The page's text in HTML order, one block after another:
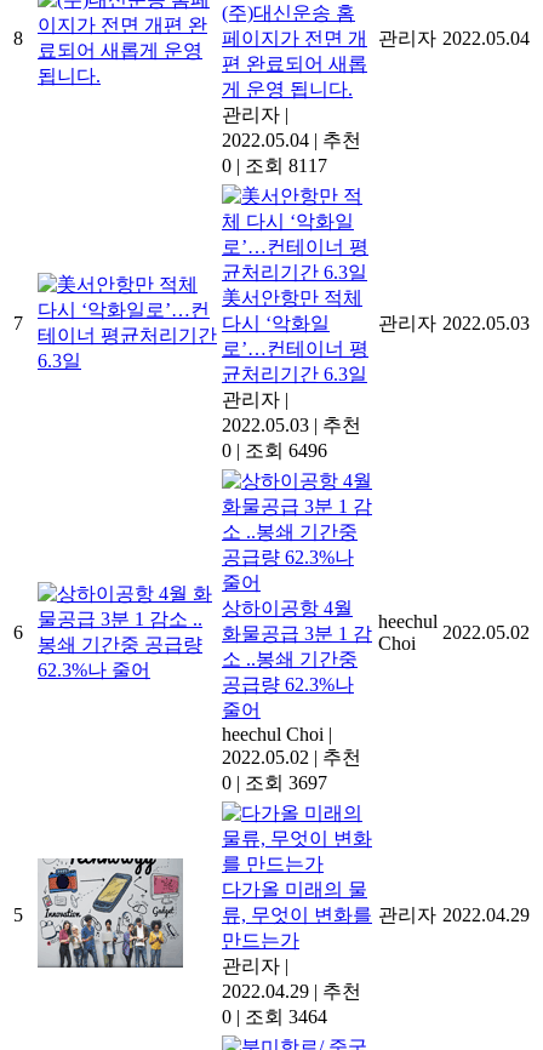
8
(주)대신운송 홈
페이지가 전면 개
편 완료되어 새롭
게 운영 됩니다.
관리자 |
2022.05.04 | 추천
0 | 조회 8117
관리자 2022.05.04
7
美서안항만 적체
다시 ‘악화일
로’…컨테이너 평
균처리기간 6.3일
관리자 |
2022.05.03 | 추천
0 | 조회 6496
관리자 2022.05.03
6
상하이공항 4월
화물공급 3분 1 감
소 ..봉쇄 기간중
공급량 62.3%나
줄어
heechul Choi |
2022.05.02 | 추천
0 | 조회 3697
heechul
Choi
2022.05.02
5
다가올 미래의 물
류, 무엇이 변화를
만드는가
관리자 |
2022.04.29 | 추천
0 | 조회 3464
관리자 2022.04.29